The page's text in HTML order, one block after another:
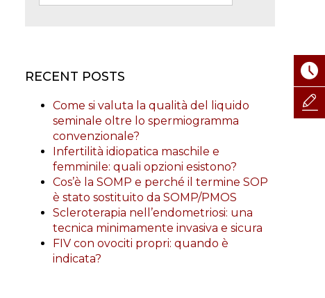
RECENT POSTS
Come si valuta la qualità del liquido
seminale oltre lo spermiogramma
convenzionale?
Infertilità idiopatica maschile e
femminile: quali opzioni esistono?
Cos’è la SOMP e perché il termine SOP
è stato sostituito da SOMP/PMOS
Scleroterapia nell’endometriosi: una
tecnica minimamente invasiva e sicura
FIV con ovociti propri: quando è
indicata?